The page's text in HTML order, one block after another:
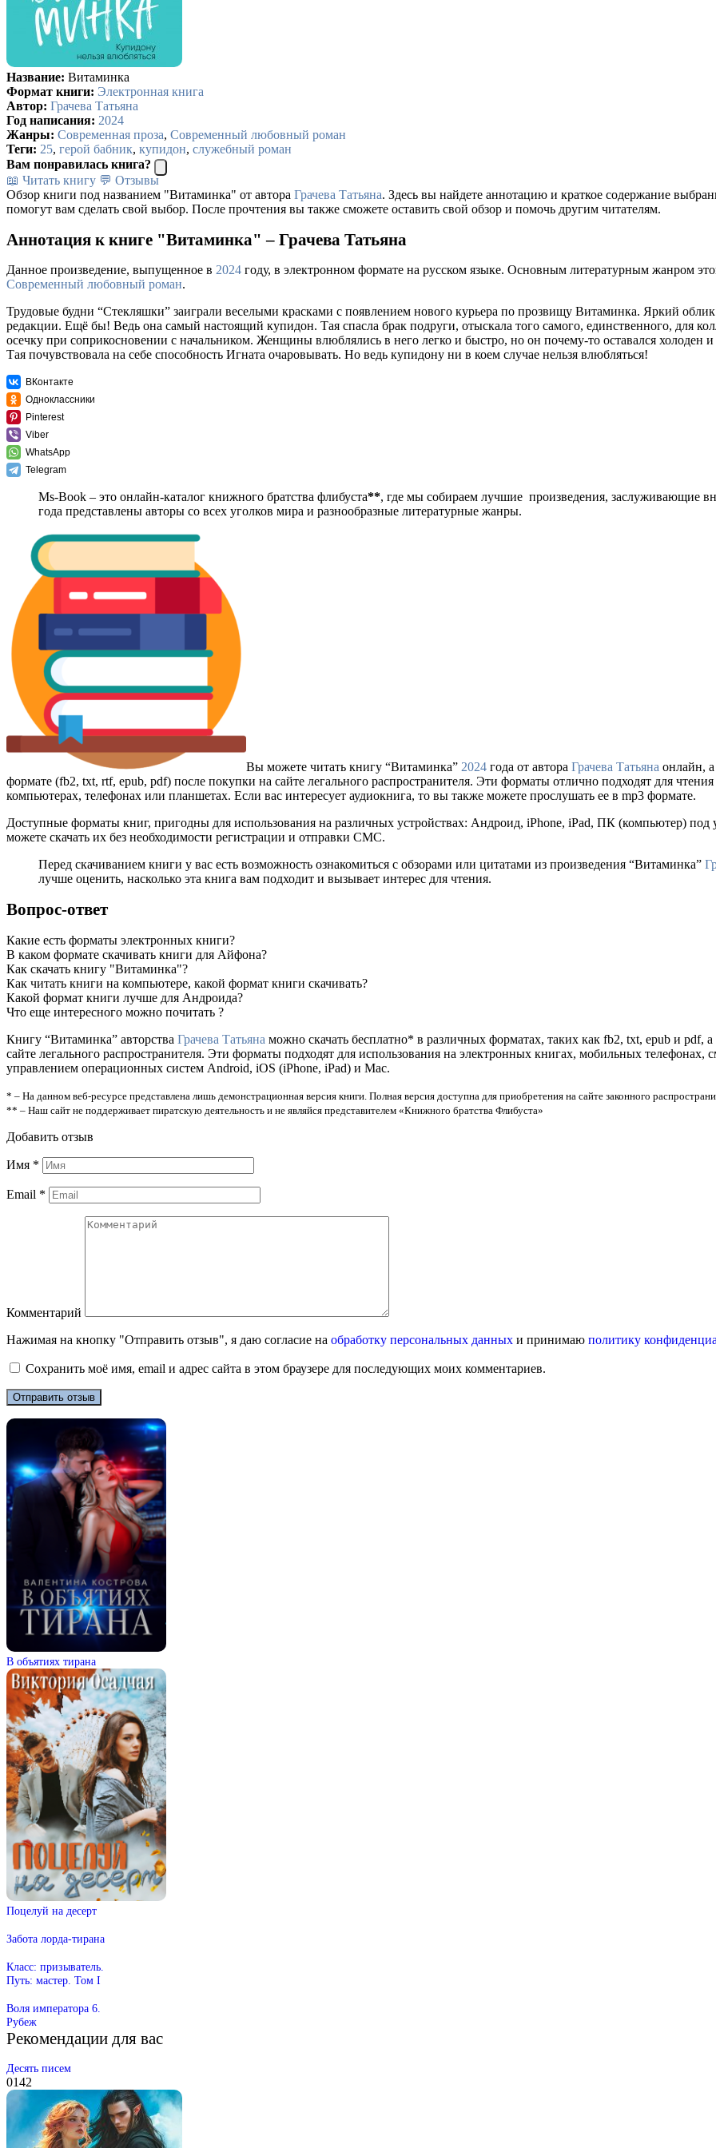
Название: Витаминка
Формат книги: Электронная книга
Автор: Грачева Татьяна
Год написания: 2024
Жанры: Современная проза, Современный любовный роман
Теги: 25, герой бабник, купидон, служебный роман
Вам понравилась книга?
📖 Читать книгу 💬 Отзывы
Обзор книги под названием "Витаминка" от автора Грачева Татьяна. Здесь вы найдете аннотацию и краткое содержание
помогут вам сделать свой выбор. После прочтения вы также сможете оставить свой обзор и помочь другим читателям.
Аннотация к книге "Витаминка" – Грачева Татьяна
Данное произведение, выпущенное в 2024 году, в электронном формате на русском языке. Основным литературным жанром
Современный любовный роман.
Трудовые будни “Стекляшки” заиграли веселыми красками с появлением нового курьера по прозвищу Витаминка. Яркий
редакции. Ещё бы! Ведь она самый настоящий купидон. Тая спасла брак подруги, отыскала того самого, единственного, для
осечку при соприкосновении с начальником. Женщины влюблялись в него легко и быстро, но он почему-то оставался холоден
Тая почувствовала на себе способность Игната очаровывать. Но ведь купидону ни в коем случае нельзя влюбляться!
ВКонтакте
Одноклассники
Pinterest
Viber
WhatsApp
Telegram
Ms-Book – это онлайн-каталог книжного братства флибуста**, где мы собираем лучшие произведения, заслуживающие
года представлены авторы со всех уголков мира и разнообразные литературные жанры.
Вы можете читать книгу “Витаминка” 2024 года от автора Грачева Татьяна онлайн, а
формате (fb2, txt, rtf, epub, pdf) после покупки на сайте легального распространителя. Эти форматы отлично подходят для
компьютерах, телефонах или планшетах. Если вас интересует аудиокнига, то вы также можете прослушать ее в mp3 формате.
Доступные форматы книг, пригодны для использования на различных устройствах: Андроид, iPhone, iPad, ПК (компьютер)
можете скачать их без необходимости регистрации и отправки СМС.
Перед скачиванием книги у вас есть возможность ознакомиться с обзорами или цитатами из произведения “Витаминка”
лучше оценить, насколько эта книга вам подходит и вызывает интерес для чтения.
Вопрос-ответ
Какие есть форматы электронных книги?
В каком формате скачивать книги для Айфона?
Как скачать книгу "Витаминка"?
Как читать книги на компьютере, какой формат книги скачивать?
Какой формат книги лучше для Андроида?
Что еще интересного можно почитать ?
Книгу “Витаминка” авторства Грачева Татьяна можно скачать бесплатно* в различных форматах, таких как fb2, txt, epub и pdf,
сайте легального распространителя. Эти форматы подходят для использования на электронных книгах, мобильных
управлением операционных систем Android, iOS (iPhone, iPad) и Mac.
* – На данном веб-ресурсе представлена лишь демонстрационная версия книги. Полная версия доступна для приобретения на сайте законного
** – Наш сайт не поддерживает пиратскую деятельность и не являйся представителем «Книжного братства Флибуста»
Добавить отзыв
Имя *
Email *
Комментарий
Нажимая на кнопку "Отправить отзыв", я даю согласие на обработку персональных данных и принимаю политику
Сохранить моё имя, email и адрес сайта в этом браузере для последующих моих комментариев.
В объятиях тирана
Поцелуй на десерт
Забота лорда-тирана
Класс: призыватель.
Путь: мастер. Том I
Воля императора 6.
Рубеж
Рекомендации для вас
Десять писем
0142